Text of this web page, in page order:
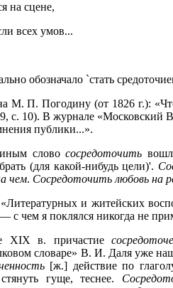
на сцене,
всех умов...
обозначало `стать
М. П. Погодину (от 1826 г.):
с. 10). В журнале «Московский
публики...».
словососредоточить
(для какой-нибудь цели)'.
чем. Сосредоточить любовь на
и житейских
с чем я поклялся никогда не
XIX в. причастие
словаре» В. И. Даля уже
[ж.] действие по
гуще, теснее.